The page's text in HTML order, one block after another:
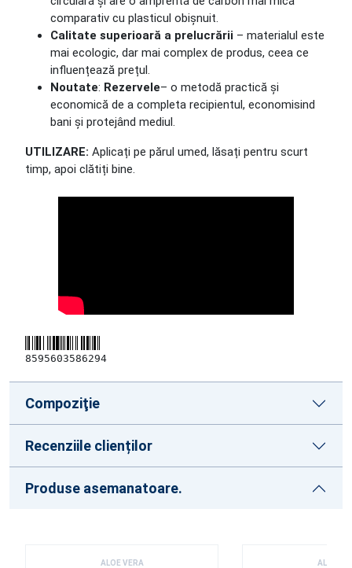
comparativ cu plasticul obișnuit.
Calitate superioară a prelucrării – materialul este
mai ecologic, dar mai complex de produs, ceea ce
influențează prețul.
Noutate: Rezervele– o metodă practică și
economică de a completa recipientul, economisind
bani și protejând mediul.
UTILIZARE: Aplicați pe părul umed, lăsați pentru scurt
timp, apoi clătiți bine.
8595603586294
Compoziţie
Recenziile clienților
Produse asemanatoare.
ALOE VERA ALOE